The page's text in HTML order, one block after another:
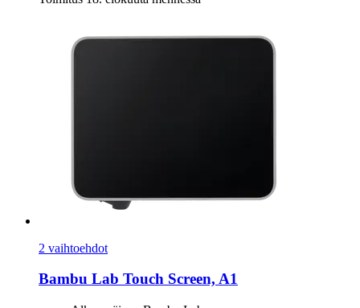
2 vaihtoehdot
Bambu Lab Touch Screen, A1